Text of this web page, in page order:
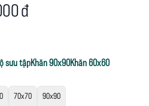
đ
sưu tậpKhăn 90x90Khăn 60x60
an option
70x70 90x90